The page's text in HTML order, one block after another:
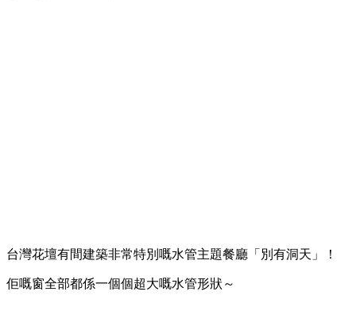
台灣花壇有間建築非常特別嘅水管主題餐廳「別有洞天」！
佢嘅窗全部都係一個個超大嘅水管形狀～